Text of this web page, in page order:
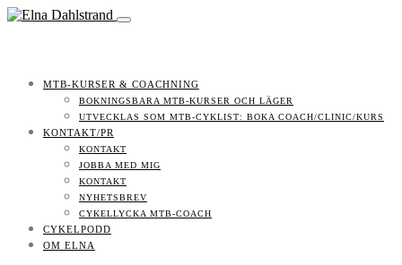
MTB-KURSER & COACHNING
BOKNINGSBARA MTB-KURSER OCH LÄGER
UTVECKLAS SOM MTB-CYKLIST: BOKA COACH/CLINIC/KURS
KONTAKT/PR
KONTAKT
JOBBA MED MIG
KONTAKT
NYHETSBREV
CYKELLYCKA MTB-COACH
CYKELPODD
OM ELNA